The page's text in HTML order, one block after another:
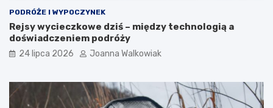
k
a
w
z
a
t
c
–
g
d
i
n
PODRÓŻE I WYPOCZYNEK
Rejsy wycieczkowe dziś – między technologią a
doświadczeniem podróży
24 lipca 2026 Joanna Walkowiak